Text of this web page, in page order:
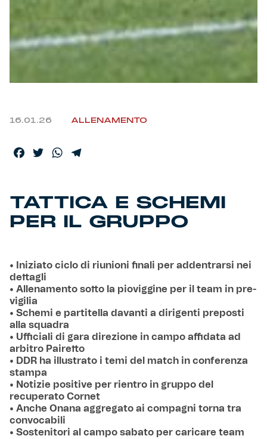
Gift Card Online Store
Fortissimo batte il mio cuor
16.01.26 ALLENAMENTO
Facebook
TwitterWhatsApp
TATTICA E SCHEMI
PER IL GRUPPO
• Iniziato ciclo di riunioni finali per addentrarsi nei
dettagli
• Allenamento sotto la pioviggine per il team in pre-
vigilia
• Schemi e partitella davanti a dirigenti preposti
alla squadra
• Ufficiali di gara direzione in campo affidata ad
arbitro Pairetto
• DDR ha illustrato i temi del match in conferenza
stampa
• Notizie positive per rientro in gruppo del
recuperato Cornet
• Anche Onana aggregato ai compagni torna tra
convocabili
• Sostenitori al campo sabato per caricare team